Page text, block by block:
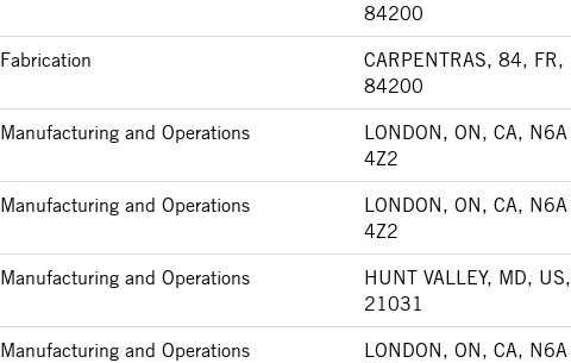
84200
Fabrication
CARPENTRAS, 84, FR,
84200
Manufacturing and Operations
LONDON, ON, CA, N6A
4Z2
Manufacturing and Operations
LONDON, ON, CA, N6A
4Z2
Manufacturing and Operations
HUNT VALLEY, MD, US,
21031
Manufacturing and Operations
LONDON, ON, CA, N6A